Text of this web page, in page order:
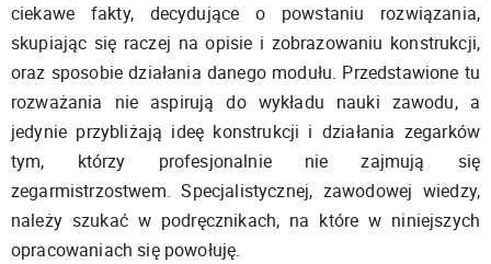
ciekawe fakty, decydujące o powstaniu rozwiązania,
skupiając się raczej na opisie i zobrazowaniu konstrukcji,
oraz sposobie działania danego modułu. Przedstawione tu
rozważania nie aspirują do wykładu nauki zawodu, a
jedynie przybliżają ideę konstrukcji i działania zegarków
tym, którzy profesjonalnie nie zajmują się
zegarmistrzostwem. Specjalistycznej, zawodowej wiedzy,
należy szukać w podręcznikach, na które w niniejszych
opracowaniach się powołuję.